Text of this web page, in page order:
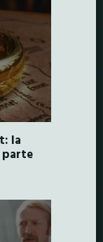
la